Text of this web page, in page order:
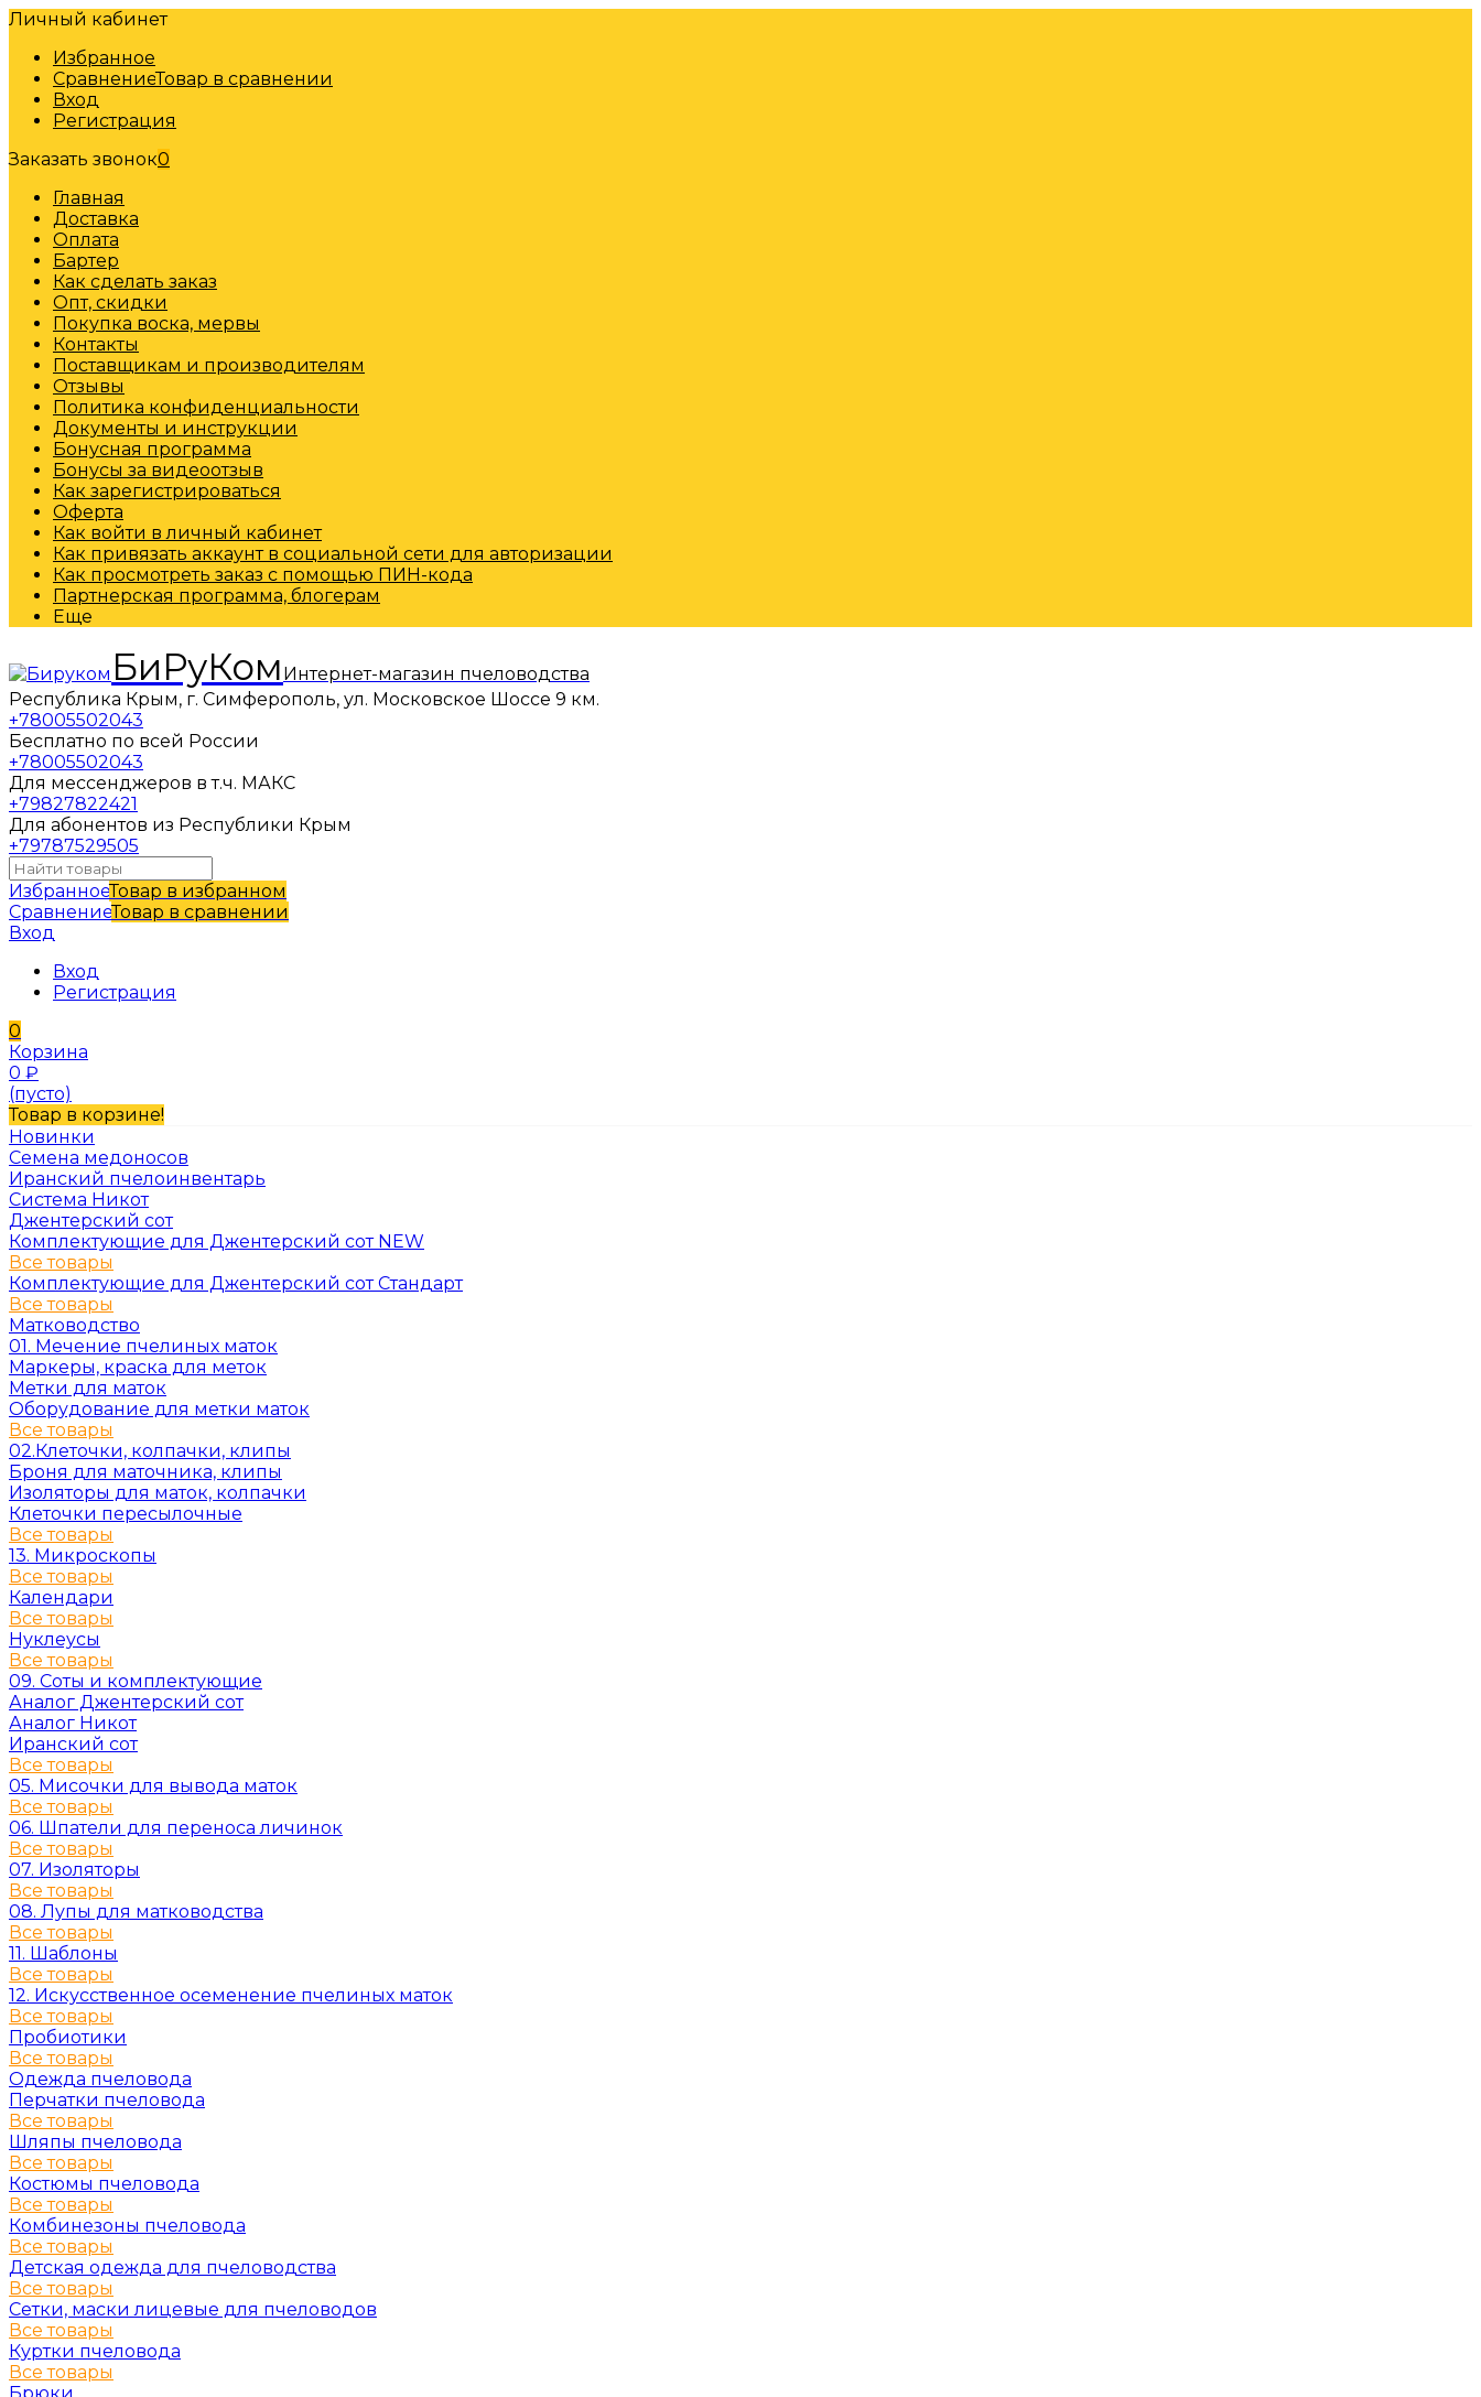
Личный кабинет
Избранное
СравнениеТовар в сравнении
Вход
Регистрация
Заказать звонок0
Главная
Доставка
Оплата
Бартер
Как сделать заказ
Опт, скидки
Покупка воска, мервы
Контакты
Поставщикам и производителям
Отзывы
Политика конфиденциальности
Документы и инструкции
Бонусная программа
Бонусы за видеоотзыв
Как зарегистрироваться
Оферта
Как войти в личный кабинет
Как привязать аккаунт в социальной сети для авторизации
Как просмотреть заказ с помощью ПИН-кода
Партнерская программа, блогерам
Еще
БиРуКом Интернет-магазин пчеловодства
Республика Крым, г. Симферополь, ул. Московское Шоссе 9 км.
+78005502043
Бесплатно по всей России
+78005502043
Для мессенджеров в т.ч. МАКС
+79827822421
Для абонентов из Республики Крым
+79787529505
ИзбранноеТовар в избранном
СравнениеТовар в сравнении
Вход
Вход
Регистрация
0
Корзина
0 ₽
(пусто)
Товар в корзине!
Новинки
Семена медоносов
Иранский пчелоинвентарь
Система Никот
Джентерский сот
Комплектующие для Джентерский сот NEW
Все товары
Комплектующие для Джентерский сот Стандарт
Все товары
Матководство
01. Мечение пчелиных маток
Маркеры, краска для меток
Метки для маток
Оборудование для метки маток
Все товары
02.Клеточки, колпачки, клипы
Броня для маточника, клипы
Изоляторы для маток, колпачки
Клеточки пересылочные
Все товары
13. Микроскопы
Все товары
Календари
Все товары
Нуклеусы
Все товары
09. Соты и комплектующие
Аналог Джентерский сот
Аналог Никот
Иранский сот
Все товары
05. Мисочки для вывода маток
Все товары
06. Шпатели для переноса личинок
Все товары
07. Изоляторы
Все товары
08. Лупы для матководства
Все товары
11. Шаблоны
Все товары
12. Искусственное осеменение пчелиных маток
Все товары
Пробиотики
Все товары
Одежда пчеловода
Перчатки пчеловода
Все товары
Шляпы пчеловода
Все товары
Костюмы пчеловода
Все товары
Комбинезоны пчеловода
Все товары
Детская одежда для пчеловодства
Все товары
Сетки, маски лицевые для пчеловодов
Все товары
Куртки пчеловода
Все товары